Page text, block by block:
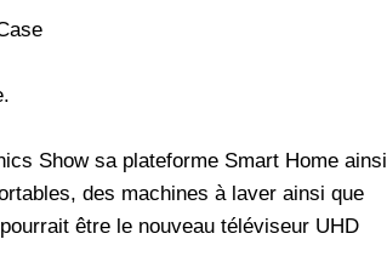
Show sa plateforme Smart Home ainsi
des machines à laver ainsi que
être le nouveau téléviseur UHD